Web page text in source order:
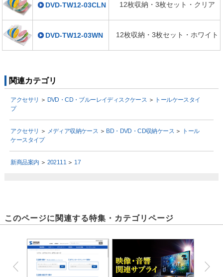
DVD-TW12-03CLN 12枚収納・3枚セット・クリア
DVD-TW12-03WN 12枚収納・3枚セット・ホワイト
関連カテゴリ
アクセサリ ＞ DVD・CD・ブルーレイディスクケース ＞ トールケースタイ
プ
アクセサリ ＞ メディア収納ケース ＞ BD・DVD・CD収納ケース ＞
トール
ケースタイプ
新商品案内 ＞ 202111＞ 17
このページに関連する特集・カテゴリページ